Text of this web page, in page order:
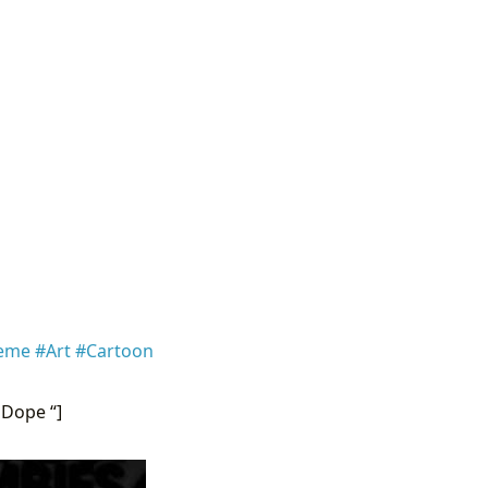
#Art #Cartoon
“]